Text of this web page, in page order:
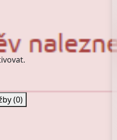
(0)